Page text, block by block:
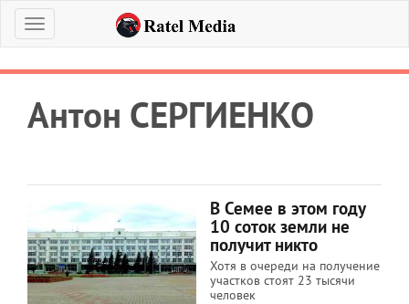
Меню
Антон СЕРГИЕНКО
В Семее в этом году
10 соток земли не
получит никто
Хотя в очереди на получение
участков стоят 23 тысячи
человек